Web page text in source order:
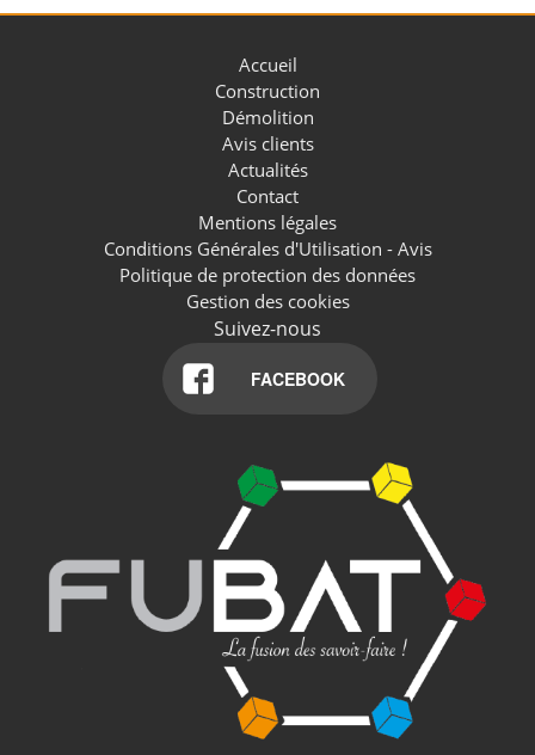
Accueil
Construction
Démolition
Avis clients
Actualités
Contact
Mentions légales
Conditions Générales d'Utilisation - Avis
Politique de protection des données
Gestion des cookies
Suivez-nous
FACEBOOK